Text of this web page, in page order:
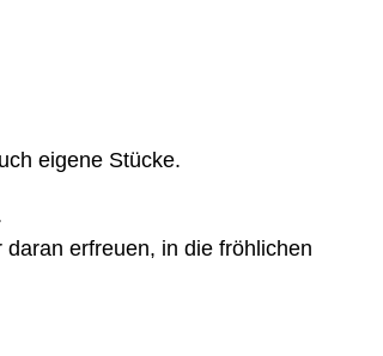
eigene Stücke.
erfreuen, in die fröhlichen